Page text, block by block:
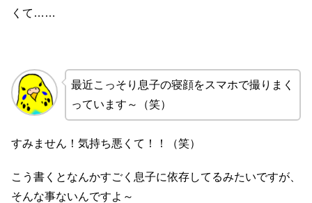
くて……
最近こっそり息子の寝顔をスマホで撮りまく
っています～（笑）
すみません！気持ち悪くて！！（笑）
こう書くとなんかすごく息子に依存してるみたいですが、
そんな事ないんですよ～